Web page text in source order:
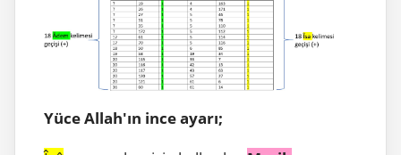
Yüce Allah'ın ince ayarı;